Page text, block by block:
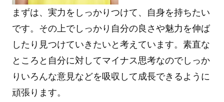
まずは、実力をしっかりつけて、自身を持ちたい
です。その上でしっかり自分の良さや魅力を伸ば
したり見つけていきたいと考えています。素直な
ところと自分に対してマイナス思考なのでしっか
りいろんな意見などを吸収して成長できるように
頑張ります。